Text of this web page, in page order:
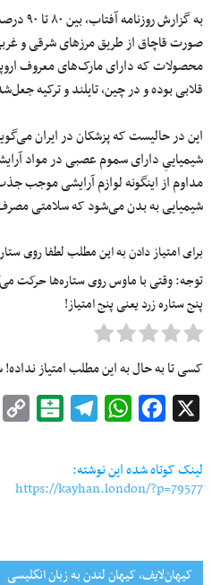
به گزارش روزنامه آفتاب، بین ۸۰
تا ۹۰ درصد لوازم و کالاهای آرایشی در ایران
صورتقاچاق از طریق مرزهای شرقی و
محصولات که دارایمارک‌هایمعروف
قلابی بوده و در چین، تایلند و ترکیه
این در حالیست که پزشکان در ایران
شیمیاییِ دارایسمومعصبی در مواد
مداوم ازاینگونهلوازمآرایشیموجب جذب
شیمیایی به بدن می‌شود که سلامتی
برای امتیاز دادن به این مطلب لطفا روی
توجه: وقتی با ماوس روی ستاره‌ها حرکت
پنج ستاره زرد یعنی پنج امتیاز!
کسی تا به حال به این مطلب امتیاز نداده!
Facebook
WhatsApp
Telegram
لینک کوتاه شده این نوشته:
https://kayhan.london/?p=79577
کیهان‌لایف، کیهان لندن به زبان انگلیسی